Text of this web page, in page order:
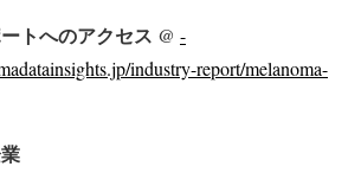
トへのアクセス @ -
industry-report/melanoma-